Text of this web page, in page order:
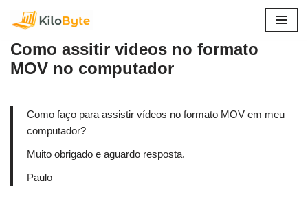
para
o
Como assitir videos no formato
MOV no computador
Como faço para assistir vídeos no formato MOV em meu
computador?
Muito obrigado e aguardo resposta.
Paulo